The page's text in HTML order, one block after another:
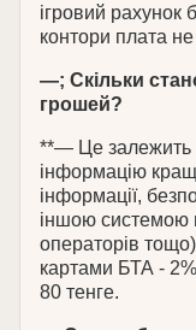
ігровий рахунок
контори плата не
—; Скільки
грошей?
**— Це залежить
інформацію
інформації,
іншою системою
операторів
картами БТА -
80 тенге.